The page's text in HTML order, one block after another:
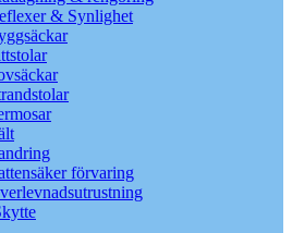
& Synlighet
förvaring